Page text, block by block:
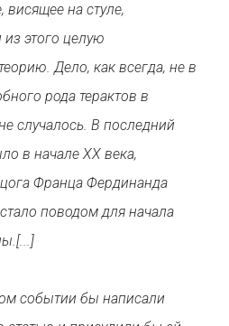
на стуле,
этого целую
Дело, как всегда, не в
рода терактов в
случалось. В последний
в начале XX века,
Франца Фердинанда
поводом для начала
событии бы написали